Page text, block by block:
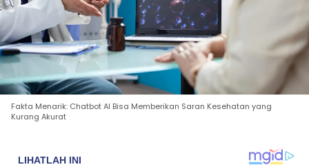
Fakta Menarik: Chatbot AI Bisa Memberikan Saran Kesehatan yang
Kurang Akurat